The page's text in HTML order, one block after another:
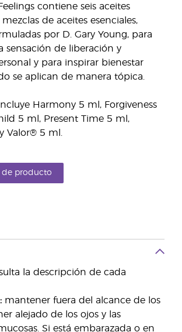
contiene seis aceites
de aceites esenciales,
por D. Gary Young, para
sensación de liberación y
y para inspirar bienestar
se aplican de manera tópica.
Harmony 5 ml, Forgiveness
5 ml, Present Time 5 ml,
Valor® 5 ml.
de producto
la descripción de cada
mantener fuera del alcance de los
alejado de los ojos y las
Si está embarazada o en